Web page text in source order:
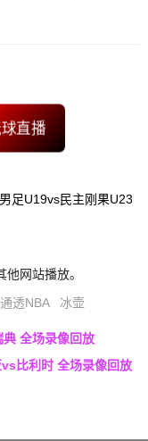
直播
足U19vs民主刚果U23
网站播放。
通透NBA 冰壶
全场录像回放
比利时 全场录像回放